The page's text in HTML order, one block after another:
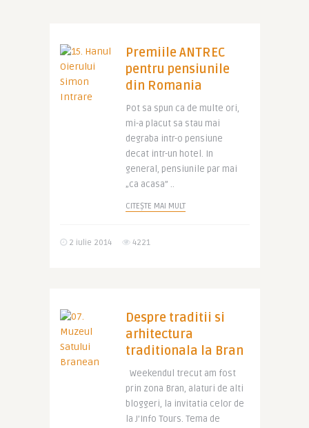
Premiile ANTREC
pentru pensiunile
din Romania
Pot sa spun ca de multe ori,
mi-a placut sa stau mai
degraba intr-o pensiune
decat intr-un hotel. In
general, pensiunile par mai
„ca acasa” ..
CITEȘTE MAI MULT
2 iulie 2014 4221
Despre traditii si
arhitectura
traditionala la Bran
Weekendul trecut am fost
prin zona Bran, alaturi de alti
bloggeri, la invitatia celor de
la J’Info Tours. Tema de